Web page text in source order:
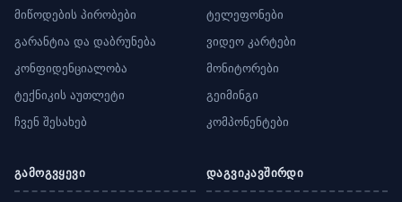
მიწოდების პირობები
გარანტია და დაბრუნება
კონფიდენციალობა
ტექნიკის აუთლეტი
ჩვენ შესახებ
ტელეფონები
ვიდეო კარტები
მონიტორები
გეიმინგი
კომპონენტები
გამოგვყევი დაგვიკავშირდი